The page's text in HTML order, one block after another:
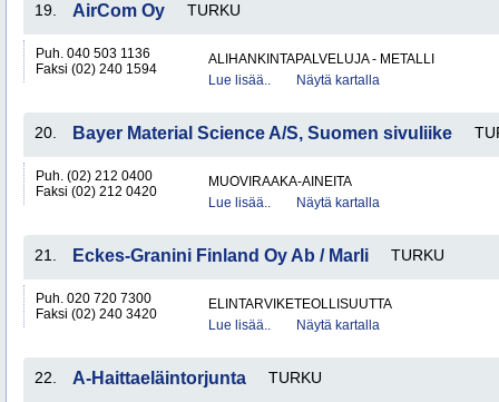
19. AirCom Oy TURKU
Puh. 040 503 1136
Faksi (02) 240 1594
ALIHANKINTAPALVELUJA - METALLI
Lue lisää..
Näytä kartalla
20. Bayer Material Science A/S, Suomen sivuliike
Puh. (02) 212 0400
Faksi (02) 212 0420
MUOVIRAAKA-AINEITA
Lue lisää..
Näytä kartalla
21. Eckes-Granini Finland Oy Ab / Marli TURKU
Puh. 020 720 7300
Faksi (02) 240 3420
ELINTARVIKETEOLLISUUTTA
Lue lisää..
Näytä kartalla
22. A-Haittaeläintorjunta TURKU